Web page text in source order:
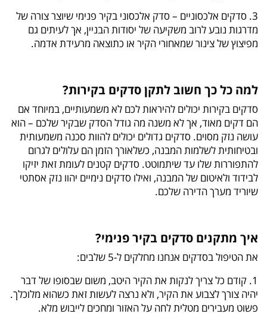
3. סדקים אלכסוניים – סדק אלכסוני בקיר פנימי שיוצר צורה של
מדרגות נובע לרוב משקיעה של יסודות הבניין, אך לעיתים גם
מפיצוץ של צינור שמאחורי הקיר או כתוצאה מרעידת אדמה.
למה כל כך חשוב לתקן סדקים בקירות?
סדקים בקירות יכולים להיראות לכם לא משמעותיים, במיוחד אם
הם דקים מאוד, אך לא משנה מה גודל הסדק שבקיר שלכם – הוא
עושה נזק מסוים. סדקים גדולים יכולים להוות סכנה משמעותית
ובטיחותית לשלמות המבנה, כשלאורך הזמן הם עלולים לגרום
להתפוררות שלו עד שיתמוטט. סדקים קטנים לעומת זאת יזיקו
לבידוד ולאיטום של המבנה, ואילו סדקים נימיים יהוו נזק אסתטי
שיוריד מערך הדירה שלכם.
איך מתקנים סדקים בקיר פנימי?
את הטיפול בסדקים אנחנו מחלקים ל-5 שלבים:
1. קודם כל צריך לנקות את הקיר היטב, משום שבסופו של דבר
יהיה צורך לצבוע את הקיר, ולא נרצה לעשות זאת כשהוא מלוכלך.
פשוט מעבירים מטלית לחה על האזור ומחכים לייבוש מלא.